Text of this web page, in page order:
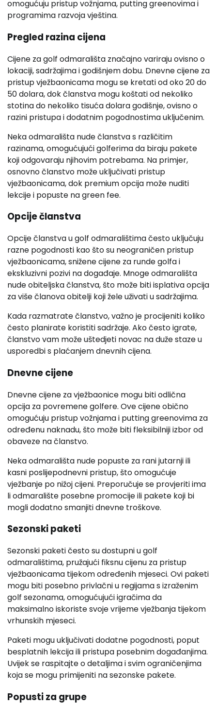
omogućuju pristup vožnjama, putting greenovima i
programima razvoja vještina.
Pregled razina cijena
Cijene za golf odmarališta značajno variraju ovisno o
lokaciji, sadržajima i godišnjem dobu. Dnevne cijene za
pristup vježbaonicama mogu se kretati od oko 20 do
50 dolara, dok članstva mogu koštati od nekoliko
stotina do nekoliko tisuća dolara godišnje, ovisno o
razini pristupa i dodatnim pogodnostima uključenim.
Neka odmarališta nude članstva s različitim
razinama, omogućujući golferima da biraju pakete
koji odgovaraju njihovim potrebama. Na primjer,
osnovno članstvo može uključivati pristup
vježbaonicama, dok premium opcija može nuditi
lekcije i popuste na green fee.
Opcije članstva
Opcije članstva u golf odmaralištima često uključuju
razne pogodnosti kao što su neograničen pristup
vježbaonicama, snižene cijene za runde golfa i
ekskluzivni pozivi na događaje. Mnoge odmarališta
nude obiteljska članstva, što može biti isplativa opcija
za više članova obitelji koji žele uživati u sadržajima.
Kada razmatrate članstvo, važno je procijeniti koliko
često planirate koristiti sadržaje. Ako često igrate,
članstvo vam može uštedjeti novac na duže staze u
usporedbi s plaćanjem dnevnih cijena.
Dnevne cijene
Dnevne cijene za vježbaonice mogu biti odlična
opcija za povremene golfere. Ove cijene obično
omogućuju pristup vožnjama i putting greenovima za
određenu naknadu, što može biti fleksibilniji izbor od
obaveze na članstvo.
Neka odmarališta nude popuste za rani jutarnji ili
kasni poslijepodnevni pristup, što omogućuje
vježbanje po nižoj cijeni. Preporučuje se provjeriti ima
li odmaralište posebne promocije ili pakete koji bi
mogli dodatno smanjiti dnevne troškove.
Sezonski paketi
Sezonski paketi često su dostupni u golf
odmaralištima, pružajući fiksnu cijenu za pristup
vježbaonicama tijekom određenih mjeseci. Ovi paketi
mogu biti posebno privlačni u regijama s izraženim
golf sezonama, omogućujući igračima da
maksimalno iskoriste svoje vrijeme vježbanja tijekom
vrhunskih mjeseci.
Paketi mogu uključivati dodatne pogodnosti, poput
besplatnih lekcija ili pristupa posebnim događanjima.
Uvijek se raspitajte o detaljima i svim ograničenjima
koja se mogu primijeniti na sezonske pakete.
Popusti za grupe